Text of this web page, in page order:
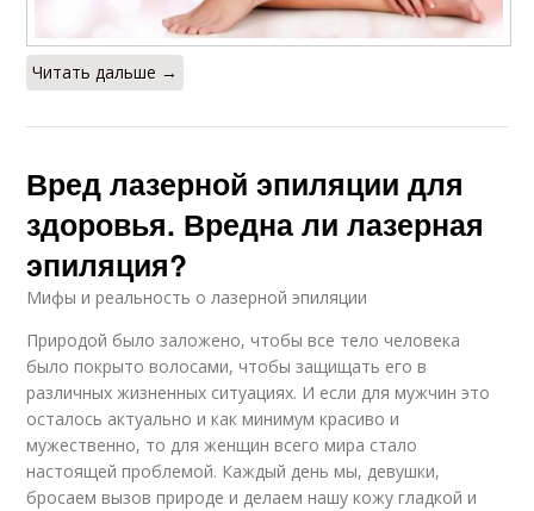
Читать дальше →
Вред лазерной эпиляции для
здоровья. Вредна ли лазерная
эпиляция?
Мифы и реальность о лазерной эпиляции
Природой было заложено, чтобы все тело человека
было покрыто волосами, чтобы защищать его в
различных жизненных ситуациях. И если для мужчин это
осталось актуально и как минимум красиво и
мужественно, то для женщин всего мира стало
настоящей проблемой. Каждый день мы, девушки,
бросаем вызов природе и делаем нашу кожу гладкой и